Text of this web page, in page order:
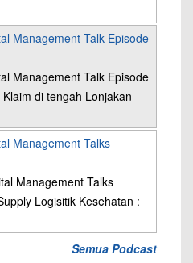
Management Talk Episode
Management Talk Episode
di tengah Lonjakan
Management Talks
Management Talks
Logisitik Kesehatan :
Semua Podcast